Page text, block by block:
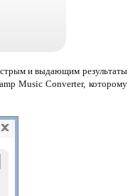
и выдающим результаты
Music Converter, которому